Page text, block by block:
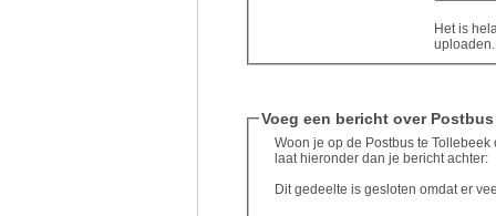
Het is
Voeg een bericht over
Woon je op de Postbus te
laat hieronder dan je bericht achter:
Dit gedeelte is gesloten omdat er